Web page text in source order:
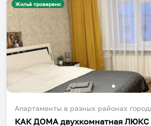
Жильё проверено
Апартаменты в разных районах
КАК ДОМА двухкомнатная ЛЮКС